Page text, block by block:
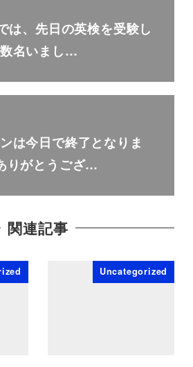
は、先日の英検を受験し
名いまし…
は今日で終了となりま
りがとうござ…
関連記事
Uncategorized